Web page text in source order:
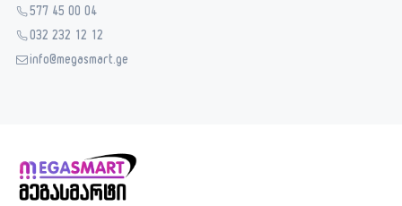
577 45 00 04
032 232 12 12
info@megasmart.ge